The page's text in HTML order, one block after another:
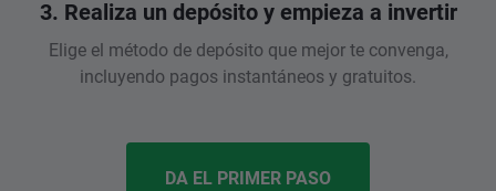
3. Realiza un depósito y empieza a invertir
Elige el método de depósito que mejor te convenga,
incluyendo pagos instantáneos y gratuitos.
DA EL PRIMER PASO